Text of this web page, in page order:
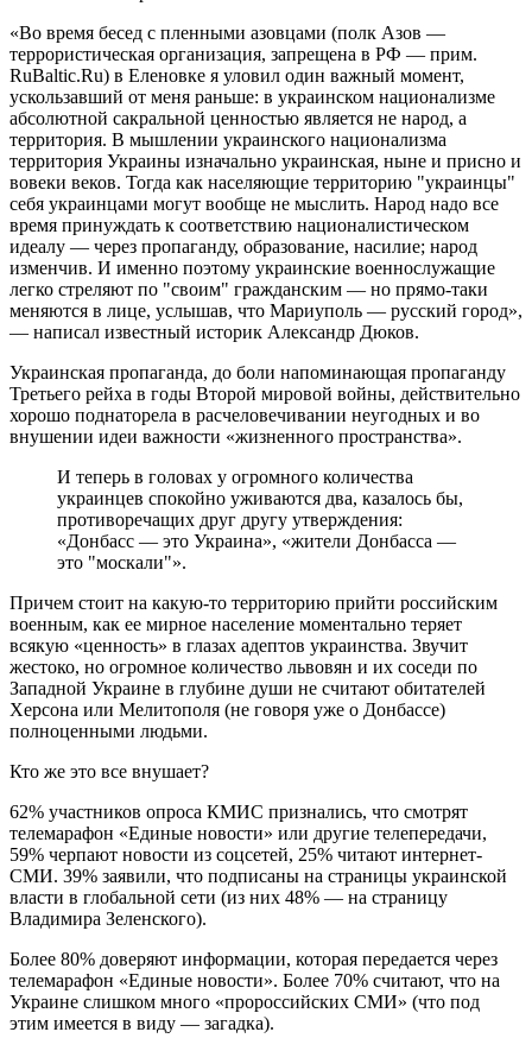
«Во время бесед с пленными азовцами (полк Азов —
террористическая организация, запрещена в РФ — прим.
RuBaltic.Ru) в Еленовке я уловил один важный момент,
ускользавший от меня раньше: в украинском национализме
абсолютной сакральной ценностью является не народ, а
территория. В мышлении украинского национализма
территория Украины изначально украинская, ныне и присно и
вовеки веков. Тогда как населяющие территорию "украинцы"
себя украинцами могут вообще не мыслить. Народ надо все
время принуждать к соответствию националистическом
идеалу — через пропаганду, образование, насилие; народ
изменчив. И именно поэтому украинские военнослужащие
легко стреляют по "своим" гражданским — но прямо-таки
меняются в лице, услышав, что Мариуполь — русский город»,
— написал известный историк Александр Дюков.
Украинская пропаганда, до боли напоминающая пропаганду
Третьего рейха в годы Второй мировой войны, действительно
хорошо поднаторела в расчеловечивании неугодных и во
внушении идеи важности «жизненного пространства».
И теперь в головах у огромного количества
украинцев спокойно уживаются два, казалось бы,
противоречащих друг другу утверждения:
«Донбасс — это Украина», «жители Донбасса —
это "москали"».
Причем стоит на какую-то территорию прийти российским
военным, как ее мирное население моментально теряет
всякую «ценность» в глазах адептов украинства. Звучит
жестоко, но огромное количество львовян и их соседи по
Западной Украине в глубине души не считают обитателей
Херсона или Мелитополя (не говоря уже о Донбассе)
полноценными людьми.
Кто же это все внушает?
62% участников опроса КМИС признались, что смотрят
телемарафон «Единые новости» или другие телепередачи,
59% черпают новости из соцсетей, 25% читают интернет-
СМИ. 39% заявили, что подписаны на страницы украинской
власти в глобальной сети (из них 48% — на страницу
Владимира Зеленского).
Более 80% доверяют информации, которая передается через
телемарафон «Единые новости». Более 70% считают, что на
Украине слишком много «пророссийских СМИ» (что под
этим имеется в виду — загадка).